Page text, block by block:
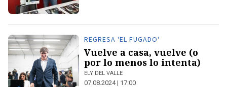
REGRESA 'EL FUGADO'
Vuelve a casa, vuelve (o
por lo menos lo intenta)
ELY DEL VALLE
07.08.2024 | 17:00